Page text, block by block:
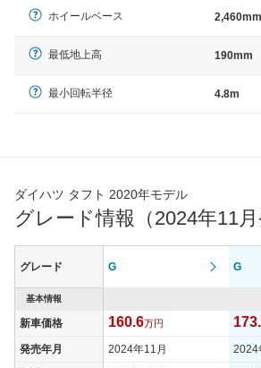
ホイールベース 2,460mm
最低地上高 190mm
最小回転半径 4.8m
ダイハツ タフト 2020年モデル
グレード情報（2024年11月
グレード G G
基本情報
新車価格 160.6万円
発売年月 2024年11月 2024